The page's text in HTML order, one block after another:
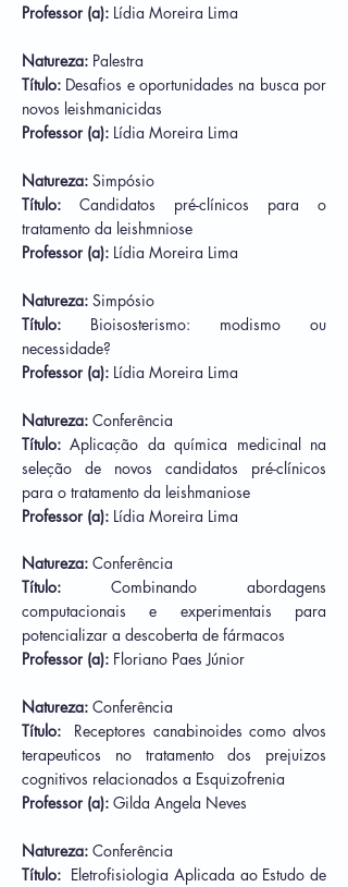
Professor (a): Lídia Moreira Lima
Natureza: Palestra
Título: Desafios e oportunidades na busca por
novos leishmanicidas
Professor (a): Lídia Moreira Lima
Natureza: Simpósio
Título: Candidatos pré-clínicos para o
tratamento da leishmniose
Professor (a): Lídia Moreira Lima
Natureza: Simpósio
Título: Bioisosterismo: modismo ou
necessidade?
Professor (a): Lídia Moreira Lima
Natureza: Conferência
Título:Aplicação da química medicinal na
seleção de novos candidatos pré-clínicos
para o tratamento da leishmaniose
Professor (a): Lídia Moreira Lima
Natureza: Conferência
Título: Combinando abordagens
computacionais e experimentais para
potencializar a descoberta de fármacos
Professor (a): Floriano Paes Júnior
Natureza: Conferência
Título:
Receptores canabinoides como alvos
terapeuticos no tratamento dos prejuizos
cognitivos relacionados a Esquizofrenia
Professor (a): Gilda Angela Neves
Natureza: Conferência
Título: Eletrofisiologia Aplicada ao Estudo de